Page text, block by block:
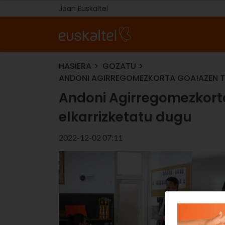
Joan Euskaltel
HASIERA
GOZATU
ANDONI AGIRREGOMEZKORTA GOA!AZEN
Andoni
elkarrizketatu dugu
2022-12-02 07:11